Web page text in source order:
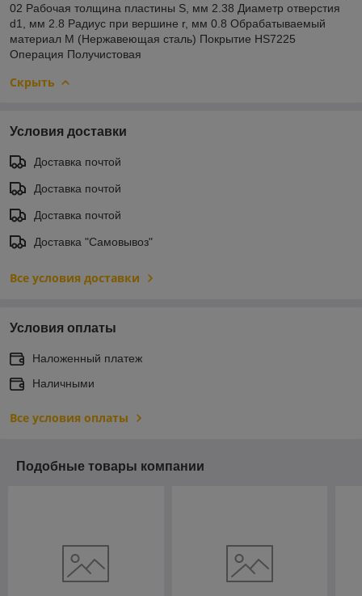
02 Рабочая толщина пластины S, мм 2.38 Диаметр отверстия
d1, мм 2.8 Радиус при вершине r, мм 0.8 Обрабатываемый
материал M (Нержавеющая сталь) Покрытие HS7225
Операция Получистовая
Скрыть
Условия доставки
Доставка почтой
Доставка почтой
Доставка почтой
Доставка "Самовывоз"
Все условия доставки
Условия оплаты
Наложенный платеж
Наличными
Все условия оплаты
Подобные товары компании